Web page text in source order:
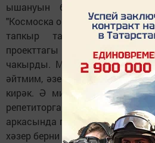
ышануын белдерде.
"Космоска очачак йөз уникаль
тапкыр тауга
проекттагы кешеләр
чакырды. Мин риза булдым.
әйтмим, әзерлек бара. Иң элек
кирәк. Ә минем бу
репетиторга йөрим. Тик
аркасында гына түгел.
хәзер берни дә эшләп булмый",